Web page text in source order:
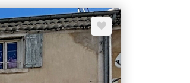
un atout rare qui complète
d'un logement confortable,
nombreuses facilités de